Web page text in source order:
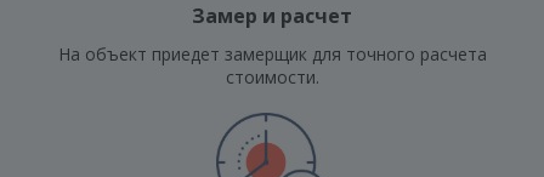
Замер и расчет
На объект приедет замерщик для точного расчета
стоимости.